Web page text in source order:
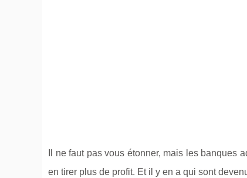
Il ne faut pas vous étonner, mais les banques
en tirer plus de profit. Et il y en a qui sont